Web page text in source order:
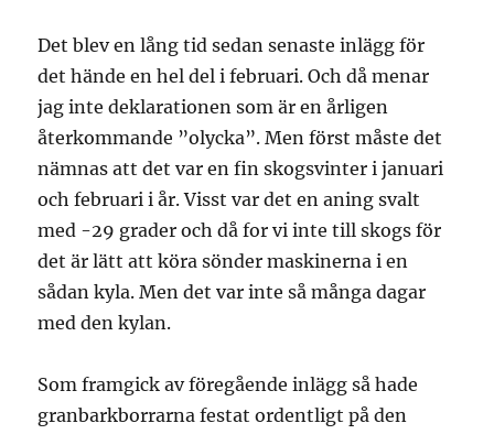
Det blev en lång tid sedan senaste inlägg för
det hände en hel del i februari. Och då menar
jag inte deklarationen som är en årligen
återkommande ”olycka”. Men först måste det
nämnas att det var en fin skogsvinter i januari
och februari i år. Visst var det en aning svalt
med -29 grader och då for vi inte till skogs för
det är lätt att köra sönder maskinerna i en
sådan kyla. Men det var inte så många dagar
med den kylan.
Som framgick av föregående inlägg så hade
granbarkborrarna festat ordentligt på den